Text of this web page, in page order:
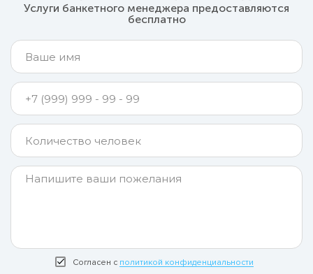
Услуги банкетного менеджера предоставляются
бесплатно
Согласен с политикой конфиденциальности